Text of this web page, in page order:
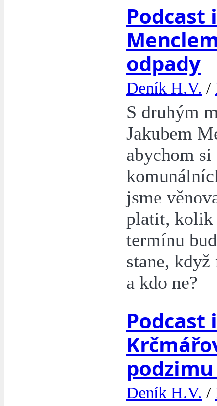
Podcast
odpady
Deník H.V. /
S druhým
Jakubem
abychom
jsme
platit, kolik
termínu
stane,
a kdo ne?
Podcast
podzimu
Deník H.V. /